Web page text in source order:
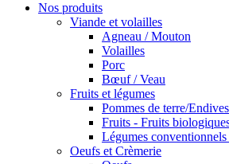
Nos produits
Viande et volailles
Agneau / Mouton
Volailles
Porc
Bœuf / Veau
Fruits et légumes
Pommes de terre/Endives
Fruits - Fruits
Légumes
Oeufs et Crèmerie